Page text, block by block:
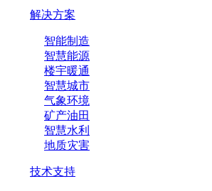
解决方案
智能制造
智慧能源
楼宇暖通
智慧城市
气象环境
矿产油田
智慧水利
地质灾害
技术支持